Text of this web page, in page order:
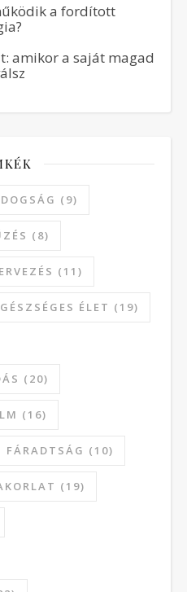
a fordított
amikor a saját magad
(9)
(8)
(11)
ÉLET (19)
(20)
(16)
FÁRADTSÁG (10)
(19)